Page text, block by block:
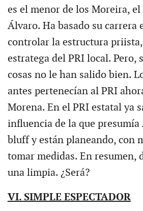
es el menor de los Moreira,
Álvaro. Ha basado su carrera
controlar la estructura
estratega del PRI local. Pero,
cosas no le han salido bien.
antes pertenecían al PRI
Morena. En el PRI estatal ya
influencia de la que
bluff y están planeando, con
tomar medidas. En resumen,
una limpia. ¿Será?
VI. SIMPLE ESPECTADOR